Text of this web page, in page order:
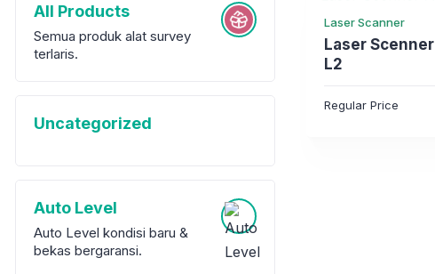
All Products
Semua produk alat survey
terlaris.
Uncategorized
Auto Level
Auto Level kondisi baru &
bekas bergaransi.
Laser Scanner
Laser
L2
Regular Price